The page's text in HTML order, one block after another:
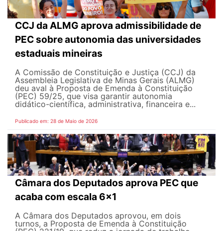
CCJ da ALMG aprova admissibilidade de
PEC sobre autonomia das universidades
estaduais mineiras
A Comissão de Constituição e Justiça (CCJ) da
Assembleia Legislativa de Minas Gerais (ALMG)
deu aval à Proposta de Emenda à Constituição
(PEC) 59/25, que visa garantir autonomia
didático-científica, administrativa, financeira e...
Publicado em: 28 de Maio de 2026
Câmara dos Deputados aprova PEC que
acaba com escala 6x1
A Câmara dos Deputados aprovou, em dois
turnos, a Proposta de Emenda à Constituição